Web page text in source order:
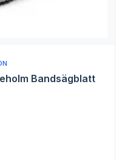
Bandsägblatt